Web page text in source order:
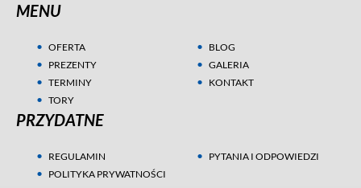
MENU
OFERTA
PREZENTY
TERMINY
TORY
BLOG
GALERIA
KONTAKT
PRZYDATNE
REGULAMIN
POLITYKA PRYWATNOŚCI
PYTANIA I ODPOWIEDZI